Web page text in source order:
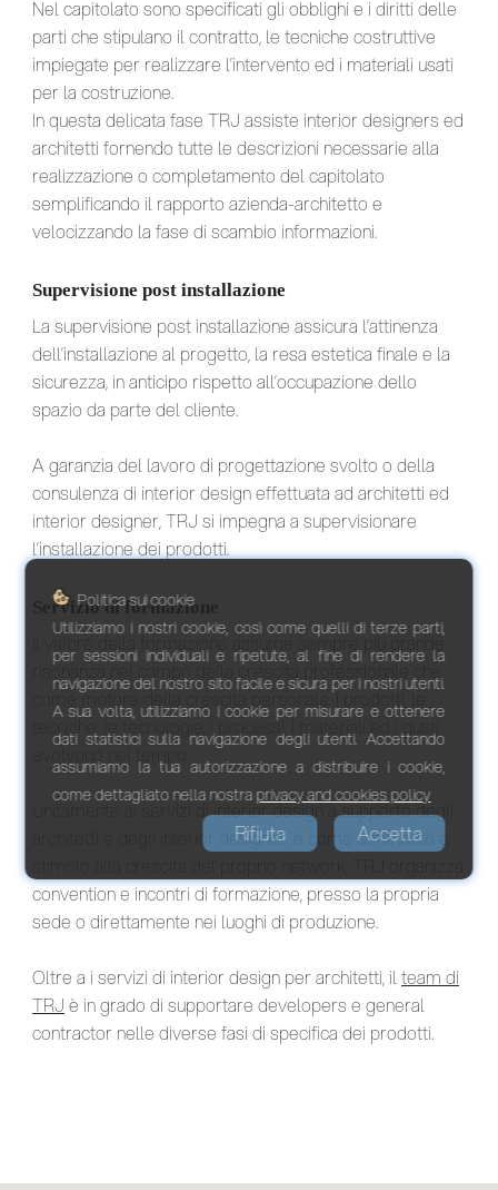
Nel capitolato sono specificati gli obblighi e i diritti delle
parti che stipulano il contratto, le tecniche costruttive
impiegate per realizzare l’intervento ed i materiali usati
per la costruzione.
In questa delicata fase TRJ assiste interior designers ed
architetti fornendo tutte le descrizioni necessarie alla
realizzazione o completamento del capitolato
semplificando il rapporto azienda-architetto e
velocizzando la fase di scambio informazioni.
Supervisione post installazione
La supervisione post installazione assicura l’attinenza
dell’installazione al progetto, la resa estetica finale e la
sicurezza, in anticipo rispetto all’occupazione dello
spazio da parte del cliente.
A garanzia del lavoro di progettazione svolto o della
consulenza di interior design effettuata ad architetti ed
interior designer, TRJ si impegna a supervisionare
l’installazione dei prodotti.
Servizio di formazione
Il valore della formazione assume sempre più grande
risonanza nel campo della crescita professionale che
come motore della crescita personale. I prodotti, le
tecniche, le tecnologie, i processi, i materiali ed i gusti
Unitamente ai servizi di interior design a supporto degli
architetti e degli interior designer, e come contributo e
convention e incontri di formazione, presso la propria
sede o direttamente nei luoghi di produzione.
Oltre a i servizi di interior design per architetti, ilteam di
TRJ è in grado di supportare developers e general
contractor nelle diverse fasi di specifica dei prodotti.
Politica sui cookie
Utilizziamo i nostri cookie, così come quelli di terze parti,
per sessioni individuali e ripetute, al fine di rendere la
navigazione del nostro sito facile e sicura per i nostri utenti.
A sua volta, utilizziamo i cookie per misurare e ottenere
dati statistici sulla navigazione degli utenti. Accettando
assumiamo la tua autorizzazione a distribuire i cookie,
come dettagliato nella nostra privacy and cookies policy
Accetta
Rifiuta